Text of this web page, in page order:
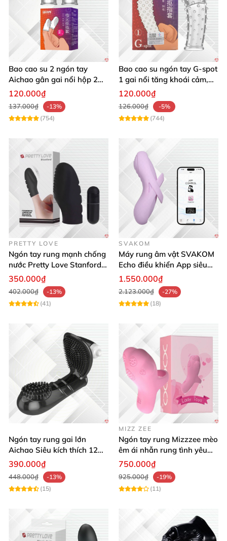
Bao cao su 2 ngón tay
Aichao gân gai nổi hộp 2
cái kích thích
120.000₫
137.000₫
-13%
(754)
Bao cao su ngón tay G-spot
1 gai nổi tăng khoái cảm,
mềm mại, tái sử dụng
120.000₫
126.000₫
-5%
(744)
PRETTY LOVE
Ngón tay rung mạnh chống
nước Pretty Love Stanford
cực đã, silicon mềm
350.000₫
402.000₫
-13%
(41)
SVAKOM
Máy rung âm vật SVAKOM
Echo điều khiển App siêu
kích thích
1.550.000₫
2.123.000₫
-27%
(18)
Ngón tay rung gai lớn
Aichao Siêu kích thích 12
chế độ rung
390.000₫
448.000₫
-13%
(15)
MIZZ ZEE
Ngón tay rung Mizzzee mèo
êm ái nhẫn rung tình yêu
siêu mềm mại
750.000₫
925.000₫
-19%
(11)